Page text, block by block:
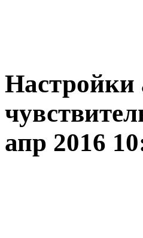
Настройки
апр 2016